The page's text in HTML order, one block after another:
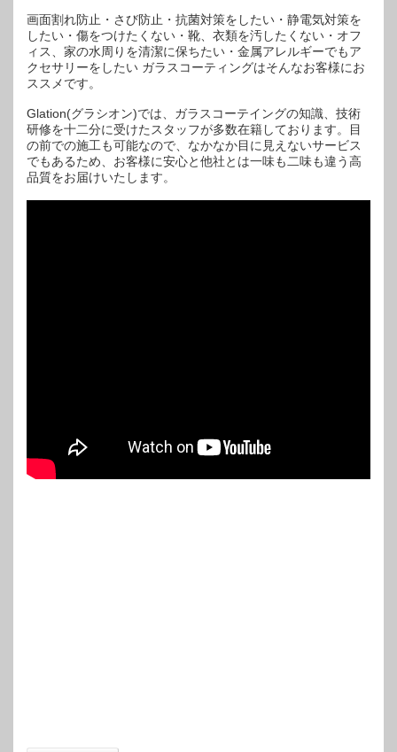
画面割れ防止・さび防止・抗菌対策をしたい・静電気対策を
したい・傷をつけたくない・靴、衣類を汚したくない・オフ
ィス、家の水周りを清潔に保ちたい・金属アレルギーでもア
クセサリーをしたい ガラスコーティングはそんなお客様にお
ススメです。
Glation(グラシオン)では、ガラスコーテイングの知識、技術
研修を十二分に受けたスタッフが多数在籍しております。目
の前での施工も可能なので、なかなか目に見えないサービス
でもあるため、お客様に安心と他社とは一味も二味も違う高
品質をお届けいたします。